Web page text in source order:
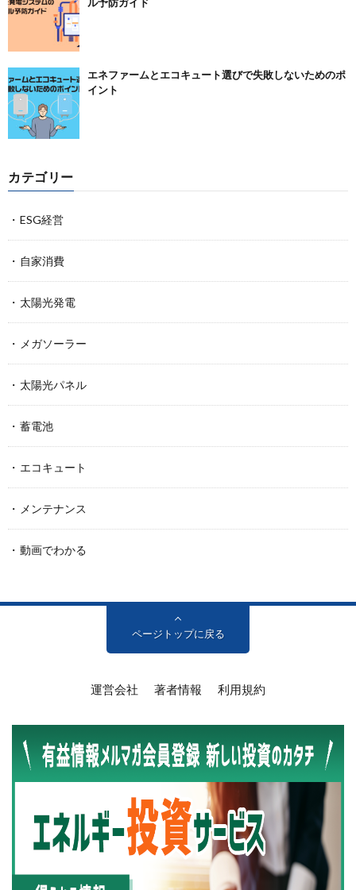
エネファームとエコキュート選びで失敗しないためのポ
イント
カテゴリー
ESG経営
自家消費
太陽光発電
メガソーラー
太陽光パネル
蓄電池
エコキュート
メンテナンス
動画でわかる
ページトップに戻る
運営会社 著者情報 利用規約